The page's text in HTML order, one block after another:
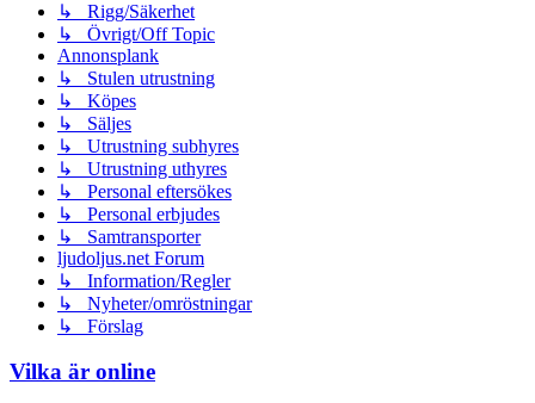
↳ Rigg/Säkerhet
↳ Övrigt/Off Topic
Annonsplank
↳ Stulen utrustning
↳ Köpes
↳ Säljes
↳ Utrustning subhyres
↳ Utrustning uthyres
↳ Personal eftersökes
↳ Personal erbjudes
↳ Samtransporter
ljudoljus.net Forum
↳ Information/Regler
↳ Nyheter/omröstningar
↳ Förslag
Vilka är online